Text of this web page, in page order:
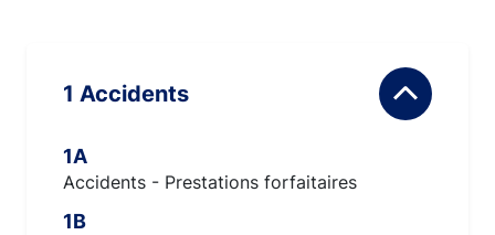
1 Accidents
1A
Accidents - Prestations forfaitaires
1B